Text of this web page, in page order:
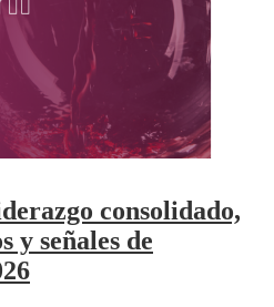
consolidado,
y señales de